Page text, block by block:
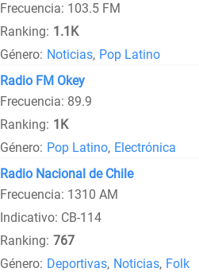
Frecuencia: 103.5 FM
Ranking: 1.1K
Género: Noticias, Pop Latino
Radio FM Okey
Frecuencia: 89.9
Ranking: 1K
Género: Pop Latino, Electrónica
Radio Nacional de Chile
Frecuencia: 1310 AM
Indicativo: CB-114
Ranking: 767
Género: Deportivas, Noticias, Folk